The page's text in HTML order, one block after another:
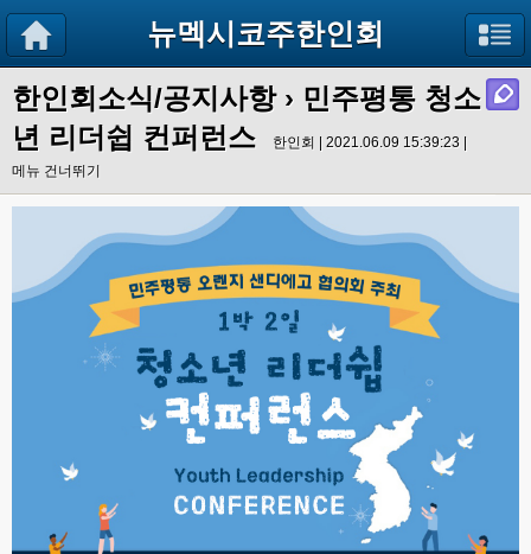
뉴멕시코주한인회
한인회소식/공지사항› 민주평통 청소
년 리더쉽 컨퍼런스
한인회 | 2021.06.09 15:39:23 |
메뉴 건너뛰기